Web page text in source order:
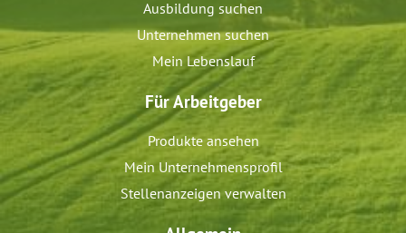
Ausbildung suchen
Unternehmen suchen
Mein Lebenslauf
Für Arbeitgeber
Produkte ansehen
Mein Unternehmensprofil
Stellenanzeigen verwalten